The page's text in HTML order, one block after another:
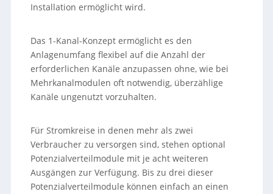
Installation ermöglicht wird.
Das 1-Kanal-Konzept ermöglicht es den
Anlagenumfang flexibel auf die Anzahl der
erforderlichen Kanäle anzupassen ohne, wie bei
Mehrkanalmodulen oft notwendig, überzählige
Kanäle ungenutzt vorzuhalten.
Für Stromkreise in denen mehr als zwei
Verbraucher zu versorgen sind, stehen optional
Potenzialverteilmodule mit je acht weiteren
Ausgängen zur Verfügung. Bis zu drei dieser
Potenzialverteilmodule können einfach an einen